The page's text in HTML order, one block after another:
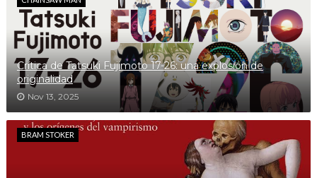
Crítica de Tatsuki Fujimoto 17-26: una explosión de
originalidad
Nov 13, 2025
BRAM STOKER